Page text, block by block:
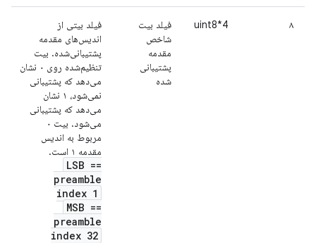
۸ uint8*4
فیلد بیت
شاخص
مقدمه
پشتیبانی
شده
فیلد بیتی از
اندیس‌های مقدمه
پشتیبانی‌شده. بیت
تنظیم‌شده روی ۰ نشان
می‌دهد که پشتیبانی
نمی‌شود، ۱ نشان
می‌دهد که پشتیبانی
می‌شود. بیت ۰
مربوط به اندیس
مقدمه ۱ است.
LSB ==
preamble
index 1
MSB ==
preamble
index 32